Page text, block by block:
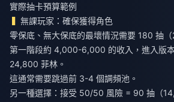
實際抽卡預算範例
無課玩家：確保獲得角色
零保底、無大保底的最壞情況需要 180 抽
第一階段約 4,000-6,000 的收入，進入版
24,800 菲林。
這通常需要跳過前 3-4 個調頻池。
另一種選擇：接受 50/50 風險 = 90 抽（